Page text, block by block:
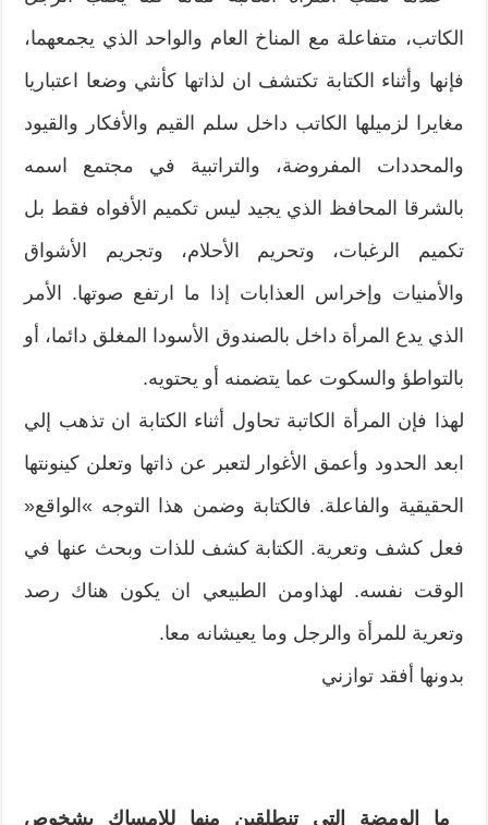
الكاتب،‮ ‬متفاعلة مع المناخ العام والواحد الذي‮ ‬يجمعهما،‮
‬فإنها وأثناء الكتابة تكتشف ان لذاتها كأنثي وضعا اعتباريا
مغايرا لزميلها الكاتب داخل سلم القيم والأفكار والقيود
والمحددات المفروضة،‮ ‬والتراتبية في مجتمع اسمه
بالشرقا المحافظ الذي‮ ‬يجيد ليس تكميم الأفواه فقط بل
تكميم الرغبات،‮ ‬وتحريم الأحلام،‮ ‬وتجريم الأشواق
والأمنيات وإخراس العذابات إذا ما ارتفع صوتها‮. ‬الأمر
الذي‮ ‬يدع المرأة داخل بالصندوق الأسودا المغلق دائما،‮ ‬أو
بالتواطؤ والسكوت عما‮ ‬يتضمنه أو‮ ‬يحتويه‮. ‬
لهذا فإن المرأة الكاتبة تحاول أثناء الكتابة ان تذهب إلي
ابعد الحدود وأعمق الأغوار لتعبر عن ذاتها وتعلن كينونتها
الحقيقية والفاعلة‮. ‬فالكتابة وضمن هذا التوجه‮ »‬الواقع‮«
‬فعل كشف وتعرية‮. ‬الكتابة كشف للذات وبحث عنها في
الوقت نفسه‮. ‬لهذاومن الطبيعي ان‮ ‬يكون هناك رصد
وتعرية للمرأة والرجل وما‮ ‬يعيشانه معا‮.‬
بدونها أفقد توازني‮ ‬
‮ ‬ما الومضة التي تنطلقين منها للامساك بشخوص‮